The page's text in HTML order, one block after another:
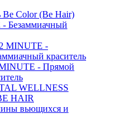
Be Color (Be Hair)
Безаммиачный
MINUTE -
краситель
- Прямой
WELLNESS
HAIR
вьющихся и